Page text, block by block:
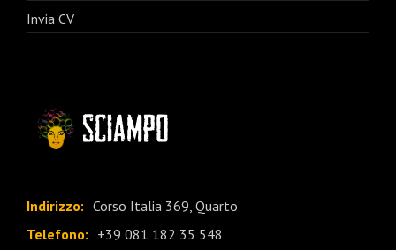
Invia CV
Indirizzo: Corso Italia 369, Quarto
Telefono: +39 081 182 35 548